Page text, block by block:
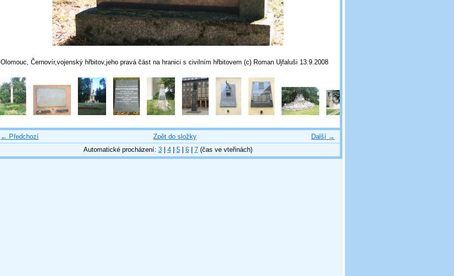
Olomouc, Černovír,vojenský hřbitov,jeho pravá část na hranici s civilním hřbitovem (c) Roman Ujfaluši 13.9.2008
← Předchozí Další →
Zpět do složky
Automatické procházení: 3| 4| 5| 6| 7(čas ve vteřinách)